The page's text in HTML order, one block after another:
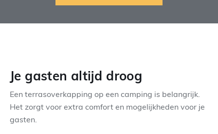
Je gasten altijd droog
Een terrasoverkapping op een camping is belangrijk.
Het zorgt voor extra comfort en mogelijkheden voor je
gasten.